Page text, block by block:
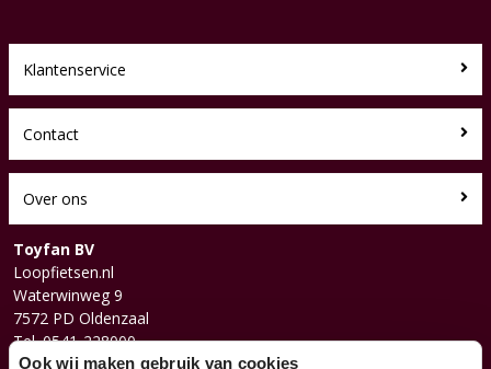
Klantenservice
Contact
Over ons
Toyfan BV
Loopfietsen.nl
Waterwinweg 9
7572 PD Oldenzaal
Tel. 0541-228000
Facebook
Ook wij maken gebruik van cookies